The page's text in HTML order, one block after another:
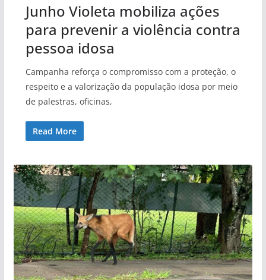
Junho Violeta mobiliza ações
para prevenir a violência contra
pessoa idosa
Campanha reforça o compromisso com a proteção, o
respeito e a valorização da população idosa por meio
de palestras, oficinas,
Read More